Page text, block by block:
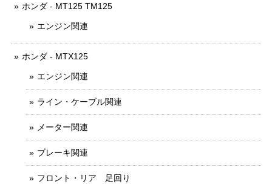
ホンダ - MT125 TM125
エンジン関連
ホンダ - MTX125
エンジン関連
ライン・ケーブル関連
メーター関連
ブレーキ関連
フロント・リア 足回り